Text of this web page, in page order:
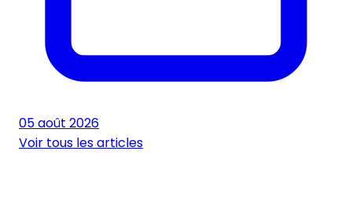
05 août 2026
Voir tous les articles